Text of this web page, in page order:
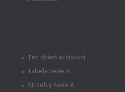
» Ten dzień w historii
» Tabela Serie A
» Strzelcy Serie A